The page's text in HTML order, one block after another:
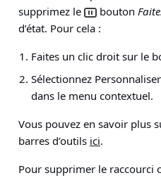
supprimez le
bouton
d’état. Pour cela :
Faites un clic droit sur le
Sélectionnez
dans le menu contextuel.
Vous pouvez en savoir plus
barres d’outils ici.
Pour supprimer le raccourci